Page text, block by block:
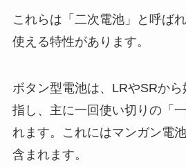
これらは「二次電池」と呼ば
使える特性があります。
ボタン型電池は、LRやSRか
指し、主に一回使い切りの「
れます。これにはマンガン電
含まれます。